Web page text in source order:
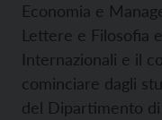
Economia e
Lettere e Filosofia
Internazionali e il
cominciare dagli
del Dipartimento di